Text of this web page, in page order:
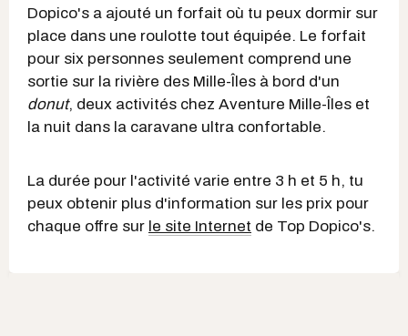
Dopico's a ajouté un forfait où tu peux dormir sur
place dans une roulotte tout équipée. Le forfait
pour six personnes seulement comprend une
sortie sur la rivière des Mille-Îles à bord d'un
donut, deux activités chez Aventure Mille-Îles et
la nuit dans la caravane ultra confortable.
La durée pour l'activité varie entre 3 h et 5 h, tu
peux obtenir plus d'information sur les prix pour
chaque offre sur le site Internet de Top Dopico's.